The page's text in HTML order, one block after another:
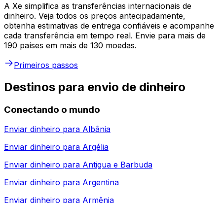
A Xe simplifica as transferências internacionais de
dinheiro. Veja todos os preços antecipadamente,
obtenha estimativas de entrega confiáveis e acompanhe
cada transferência em tempo real. Envie para mais de
190 países em mais de 130 moedas.
Primeiros passos
Destinos para envio de dinheiro
Conectando o mundo
Enviar dinheiro para Albânia
Enviar dinheiro para Argélia
Enviar dinheiro para Antigua e Barbuda
Enviar dinheiro para Argentina
Enviar dinheiro para Armênia